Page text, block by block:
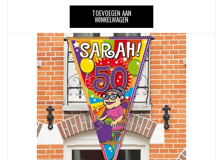
TOEVOEGEN AAN
WINKELWAGEN